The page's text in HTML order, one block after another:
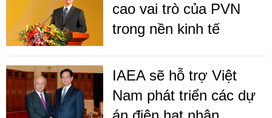
cao vai trò của PVN
trong nền kinh tế
IAEA sẽ hỗ trợ Việt
Nam phát triển các dự